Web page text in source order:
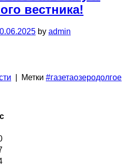
вестника!
by admin
Метки #газетаозеродолгое